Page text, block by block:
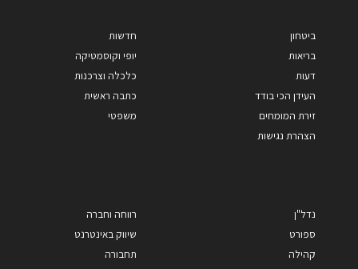
ביטחון
בריאות
דעות
העידן הכי בודד
זירת המומחים
הצהרת נגישות
חדשות
יופי וקוסמטיקה
כלכלה וצרכנות
כתבה ראשית
משפטי
נדל"ן
ספורט
קהילה
רווחה וחברה
שיווק באינטרנט
תחבורה